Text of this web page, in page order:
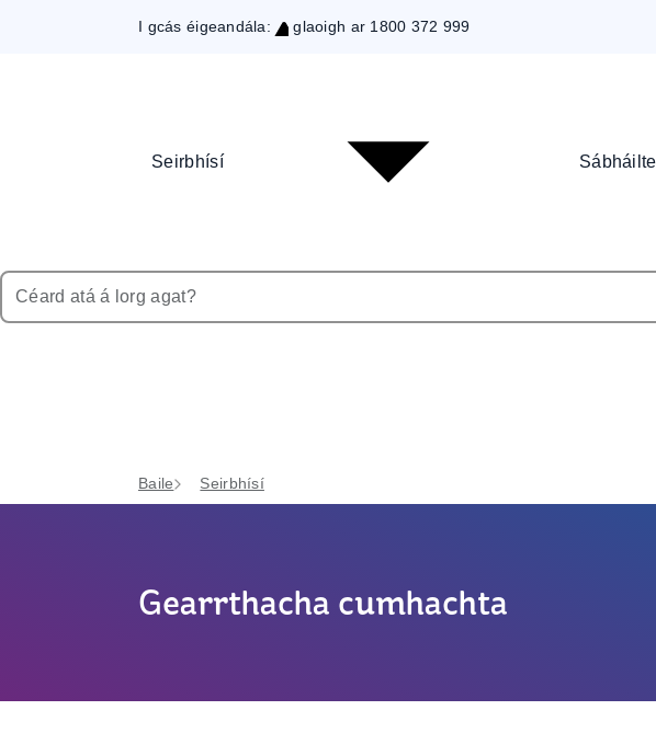
I gcás éigeandála: glaoigh ar 1800 372 999
Seirbhísí
Baile Seirbhísí
Gearrthacha cumhachta